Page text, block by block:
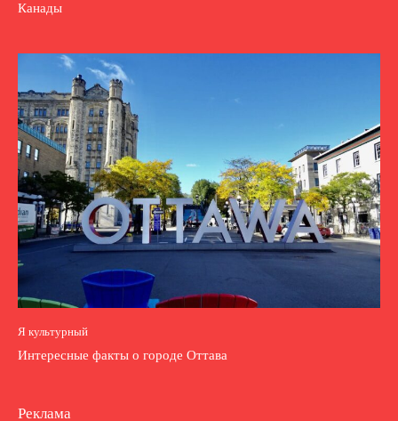
Канады
Я культурный
Интересные факты о городе Оттава
Реклама